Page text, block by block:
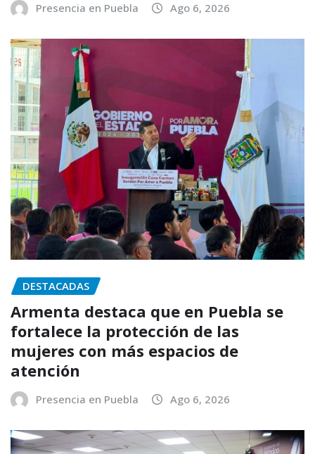
Presencia en Puebla Ago 6, 2026
DESTACADAS
Armenta destaca que en Puebla se
fortalece la protección de las
mujeres con más espacios de
atención
Presencia en Puebla Ago 6, 2026